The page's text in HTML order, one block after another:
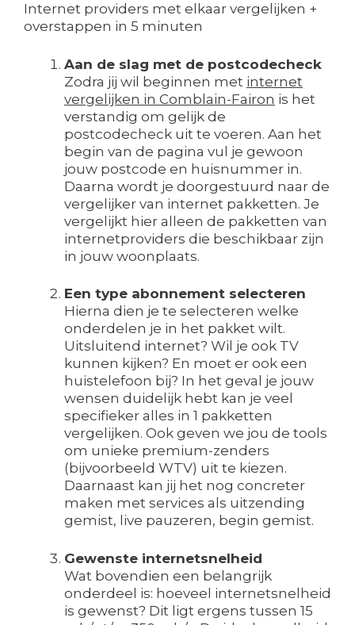
Internet providers met elkaar vergelijken +
overstappen in 5 minuten
Aan de slag met de postcodecheck
Zodra jij wil beginnen met internet
vergelijken in Comblain-Fairon is het
verstandig om gelijk de
postcodecheck uit te voeren. Aan het
begin van de pagina vul je gewoon
jouw postcode en huisnummer in.
Daarna wordt je doorgestuurd naar de
vergelijker van internet pakketten. Je
vergelijkt hier alleen de pakketten van
internetproviders die beschikbaar zijn
in jouw woonplaats.
Een type abonnement selecteren
Hierna dien je te selecteren welke
onderdelen je in het pakket wilt.
Uitsluitend internet? Wil je ook TV
kunnen kijken? En moet er ook een
huistelefoon bij? In het geval je jouw
wensen duidelijk hebt kan je veel
specifieker alles in 1 pakketten
vergelijken. Ook geven we jou de tools
om unieke premium-zenders
(bijvoorbeeld WTV) uit te kiezen.
Daarnaast kan jij het nog concreter
maken met services als uitzending
gemist, live pauzeren, begin gemist.
Gewenste internetsnelheid
Wat bovendien een belangrijk
onderdeel is: hoeveel internetsnelheid
is gewenst? Dit ligt ergens tussen 15